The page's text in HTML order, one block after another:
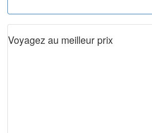
Voyagez au meilleur prix